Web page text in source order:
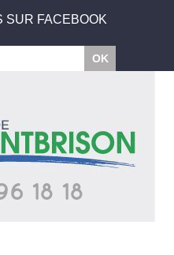
SUR FACEBOOK